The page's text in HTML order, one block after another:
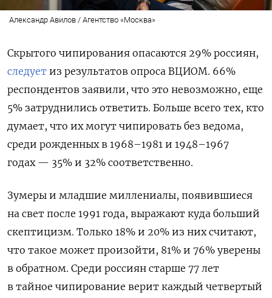
Александр Авилов / Агентство «Москва»
Скрытого чипирования опасаются 29% россиян,
следует из результатов опроса ВЦИОМ. 66%
респондентов заявили, что это невозможно, еще
5% затруднились ответить. Больше всего тех, кто
думает, что их могут чипировать без ведома,
среди рожденных в 1968–1981 и 1948–1967
годах — 35% и 32% соответственно.
Зумеры и младшие миллениалы, появившиеся
на свет после 1991 года, выражают куда больший
скептицизм. Только 18% и 20% из них считают,
что такое может произойти, 81% и 76% уверены
в обратном. Среди россиян старше 77 лет
в тайное чипирование верит каждый четвертый